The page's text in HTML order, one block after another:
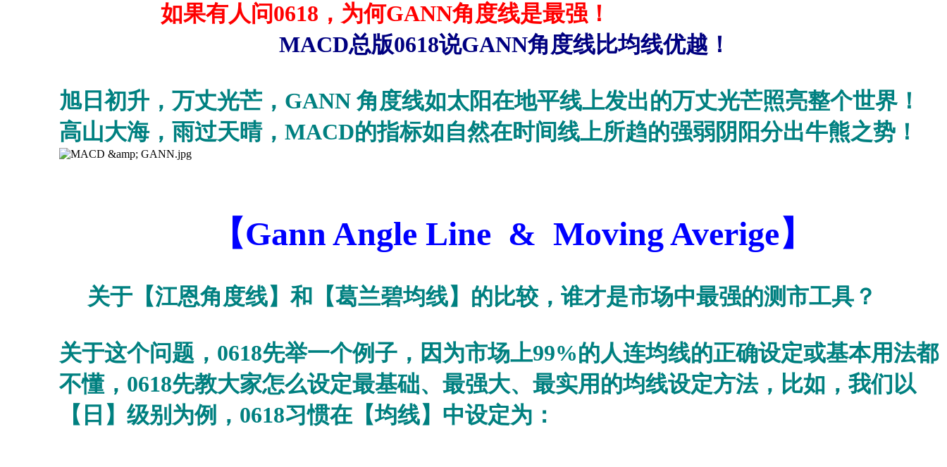
如果有人问0618 ，为何GANN角度线是最强！
MACD总版0618说GANN角度线比均线优越！
旭日初升，万丈光芒， GANN 角度线如太阳在地平线上发出的万丈光芒照亮整个世界！
高山大海，雨过天晴， MACD的指标如自然在时间线上所趋的强弱阴阳分出牛熊之势！
【Gann Angle Line & Moving Averige】
关于【江恩角度线】和【葛兰碧均线】的比较，谁才是市场中最强的测市工具？
关于这个问题， 0618先举一个例子，因为市场上99%的人连均线的正确设定或基本用法都
不懂， 0618先教大家怎么设定最基础、最强大、最实用的均线设定方法，比如，我们以
【日】级别为例， 0618习惯在【均线】中设定为：